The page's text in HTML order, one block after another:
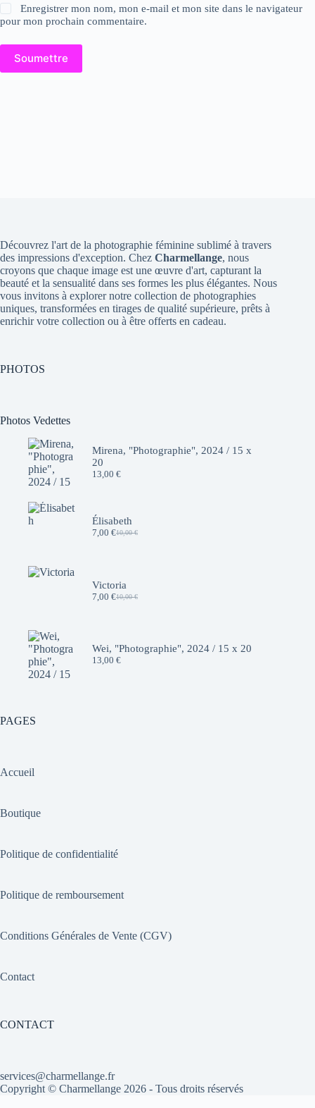
Enregistrer mon nom, mon e-mail et mon site dans le navigateur
pour mon prochain commentaire.
Soumettre
Découvrez l'art de la photographie féminine sublimé à travers
des impressions d'exception. Chez Charmellange, nous
croyons que chaque image est une œuvre d'art, capturant la
beauté et la sensualité dans ses formes les plus élégantes. Nous
vous invitons à explorer notre collection de photographies
uniques, transformées en tirages de qualité supérieure, prêts à
enrichir votre collection ou à être offerts en cadeau.
PHOTOS
Photos Vedettes
Mirena, "Photographie", 2024 / 15 x
20
13,00 €
Élisabeth
10,00€
Le
10,00 €.
7,00 €Le
7,00 €.
Victoria
10,00€
Le
10,00 €.
7,00 €Le
7,00 €.
Wei, "Photographie", 2024 / 15 x 20
13,00 €
PAGES
Accueil
Boutique
Politique de confidentialité
Politique de remboursement
Conditions Générales de Vente (CGV)
Contact
CONTACT
services@charmellange.fr
Copyright © Charmellange 2026 - Tous droits réservés